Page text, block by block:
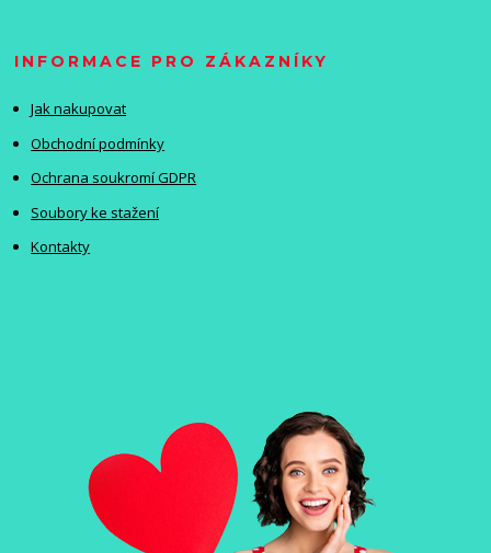
INFORMACE PRO ZÁKAZNÍKY
Jak nakupovat
Obchodní podmínky
Ochrana soukromí GDPR
Soubory ke stažení
Kontakty